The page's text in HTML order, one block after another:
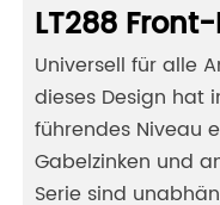
LT288
Universell für alle
dieses Design hat
führendes Niveau
Gabelzinken und
Serie sind